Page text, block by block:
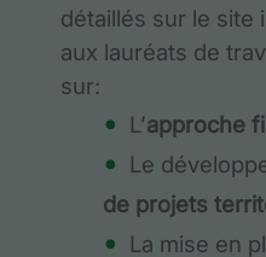
détaillés sur le
aux lauréats de
sur:
L’approche
Le
de projets
La mise en